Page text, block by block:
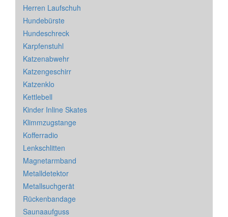
Herren Laufschuh
Hundebürste
Hundeschreck
Karpfenstuhl
Katzenabwehr
Katzengeschirr
Katzenklo
Kettlebell
Kinder Inline Skates
Klimmzugstange
Kofferradio
Lenkschlitten
Magnetarmband
Metalldetektor
Metallsuchgerät
Rückenbandage
Saunaaufguss